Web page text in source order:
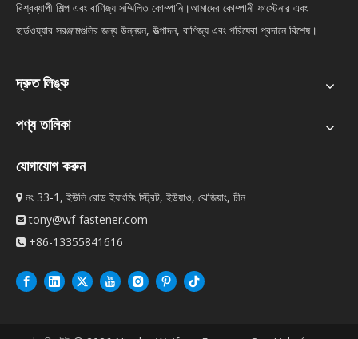
বিশ্বব্যাপী শিল্প এবং বাণিজ্য সম্মিলিত কোম্পানি।আমাদের কোম্পানী ফাস্টেনার এবং
হার্ডওয়্যার সরঞ্জামগুলির জন্য উন্নয়ন, উত্পাদন, বাণিজ্য এবং পরিষেবা প্রদানে বিশেষ।
দ্রুত লিঙ্ক
পণ্য তালিকা
যোগাযোগ করুন
 নং 33-1, ইউলি রোড ইয়াংমিং স্ট্রিট, ইউয়াও, ঝেজিয়াং, চীন
 tony@wf-fastener.com
 +86-13355841616